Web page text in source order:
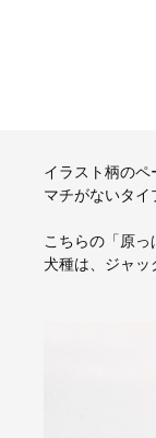
イラスト柄のペ
マチがないタイ
こちらの「原っ
犬種は、ジャッ